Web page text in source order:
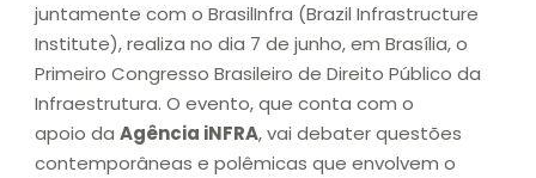
juntamente com o BrasilInfra (Brazil Infrastructure
Institute), realiza no dia 7 de junho, em Brasília, o
Primeiro Congresso Brasileiro de Direito Público da
Infraestrutura. O evento, que conta com o
apoio da Agência iNFRA, vai debater questões
contemporâneas e polêmicas que envolvem o